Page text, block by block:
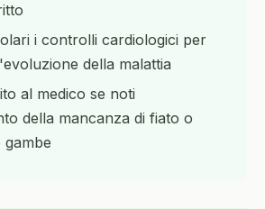
i controlli cardiologici per
della malattia
al medico se noti
della mancanza di fiato o